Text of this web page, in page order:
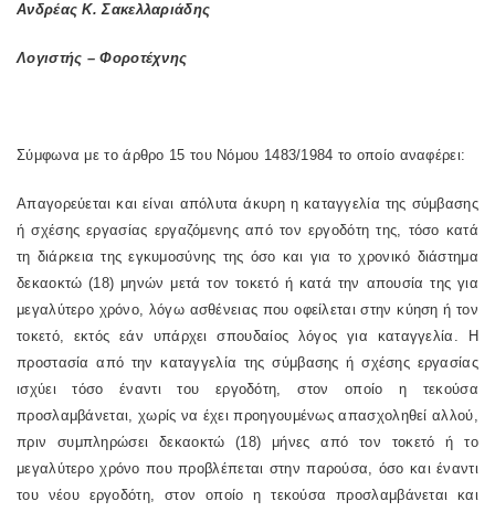
Ανδρέας Κ. Σακελλαριάδης
Λογιστής – Φοροτέχνης
Σύμφωνα με το άρθρο 15 του Νόμου 1483/1984 το οποίο αναφέρει:
Απαγορεύεται και είναι απόλυτα άκυρη η καταγγελία της σύμβασης
ή σχέσης εργασίας εργαζόμενης από τον εργοδότη της, τόσο κατά
τη διάρκεια της εγκυμοσύνης της όσο και για το χρονικό διάστημα
δεκαοκτώ (18) μηνών μετά τον τοκετό ή κατά την απουσία της για
μεγαλύτερο χρόνο, λόγω ασθένειας που οφείλεται στην κύηση ή τον
τοκετό, εκτός εάν υπάρχει σπουδαίος λόγος για καταγγελία. Η
προστασία από την καταγγελία της σύμβασης ή σχέσης εργασίας
ισχύει τόσο έναντι του εργοδότη, στον οποίο η τεκούσα
προσλαμβάνεται, χωρίς να έχει προηγουμένως απασχοληθεί αλλού,
πριν συμπληρώσει δεκαοκτώ (18) μήνες από τον τοκετό ή το
μεγαλύτερο χρόνο που προβλέπεται στην παρούσα, όσο και έναντι
του νέου εργοδότη, στον οποίο η τεκούσα προσλαμβάνεται και